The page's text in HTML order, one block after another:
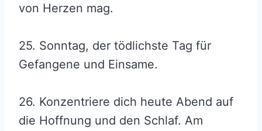
von Herzen mag.
25. Sonntag, der tödlichste Tag für
Gefangene und Einsame.
26. Konzentriere dich heute Abend auf
die Hoffnung und den Schlaf. Am